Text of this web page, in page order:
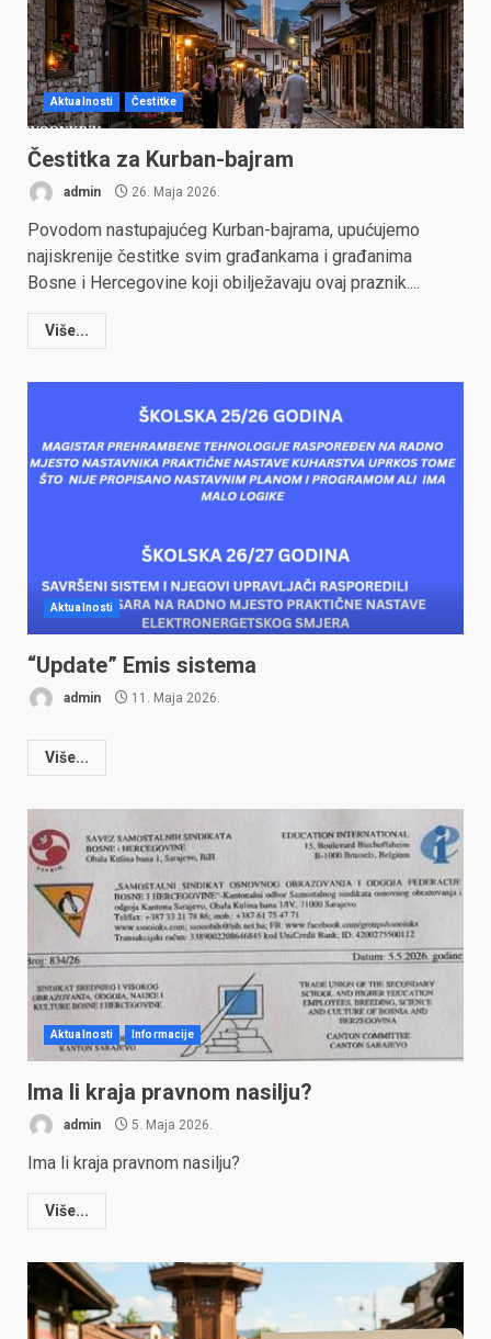
Aktualnosti Čestitke
Čestitka za Kurban-bajram
admin 26. Maja 2026.
Povodom nastupajućeg Kurban-bajrama, upućujemo
najiskrenije čestitke svim građankama i građanima
Bosne i Hercegovine koji obilježavaju ovaj praznik....
Više...
Aktualnosti
“Update” Emis sistema
admin 11. Maja 2026.
Više...
Aktualnosti Informacije
Ima li kraja pravnom nasilju?
admin 5. Maja 2026.
Ima li kraja pravnom nasilju?
Više...